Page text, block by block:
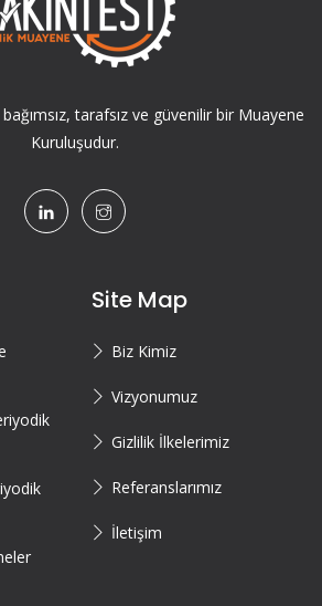
tarafsız ve güvenilir bir Muayene
Kuruluşudur.
Site Map
Biz Kimiz
Vizyonumuz
Gizlilik İlkelerimiz
Referanslarımız
İletişim